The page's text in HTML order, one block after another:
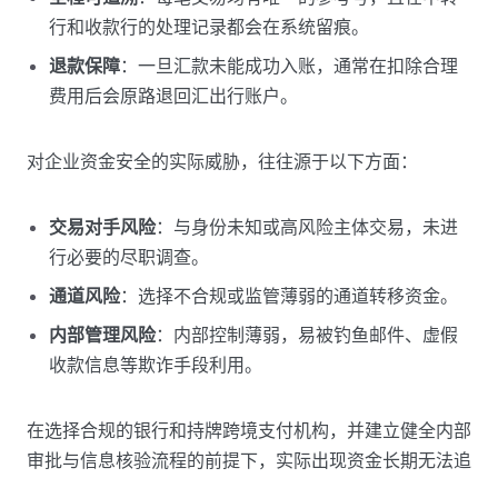
行和收款行的处理记录都会在系统留痕。
退款保障：一旦汇款未能成功入账，通常在扣除合理
费用后会原路退回汇出行账户。
对企业资金安全的实际威胁，往往源于以下方面：
交易对手风险：与身份未知或高风险主体交易，未进
行必要的尽职调查。
通道风险：选择不合规或监管薄弱的通道转移资金。
内部管理风险：内部控制薄弱，易被钓鱼邮件、虚假
收款信息等欺诈手段利用。
在选择合规的银行和持牌跨境支付机构，并建立健全内部
审批与信息核验流程的前提下，实际出现资金长期无法追